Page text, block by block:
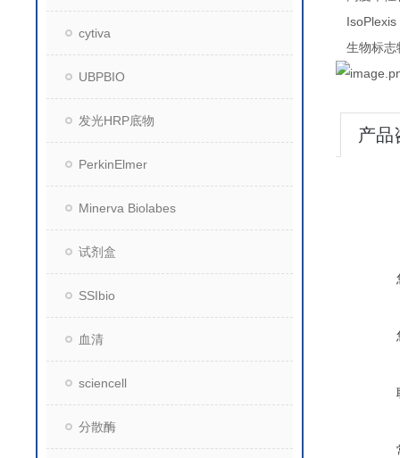
cytiva
UBPBIO
发光HRP底物
PerkinElmer
Minerva Biolabes
试剂盒
SSIbio
血清
sciencell
分散酶
IsoPlexis
生物标志
产品